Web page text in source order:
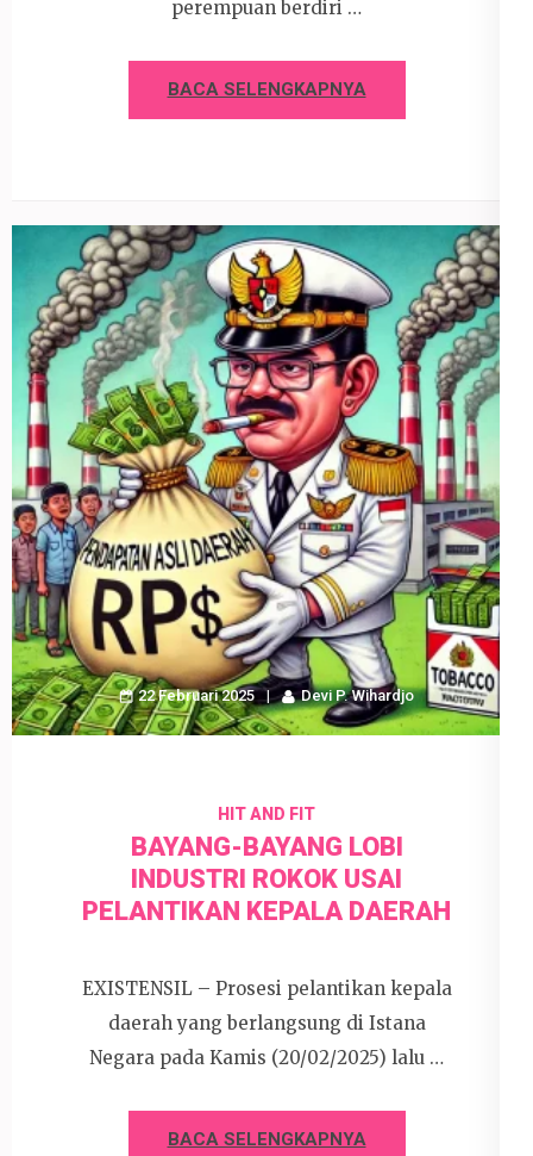
perempuan berdiri …
BACA SELENGKAPNYA
22 Februari 2025 Devi P. Wihardjo
HIT AND FIT
BAYANG-BAYANG LOBI
INDUSTRI ROKOK USAI
PELANTIKAN KEPALA DAERAH
EXISTENSIL – Prosesi pelantikan kepala
daerah yang berlangsung di Istana
Negara pada Kamis (20/02/2025) lalu …
BACA SELENGKAPNYA